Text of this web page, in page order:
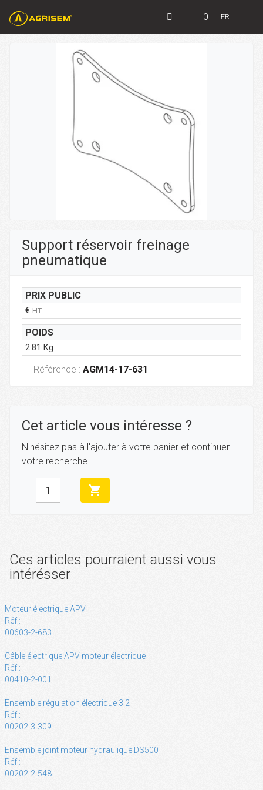
0 FR
Support réservoir freinage
pneumatique
PRIX PUBLIC
€ HT
POIDS
2.81 Kg
Référence : AGM14-17-631
Cet article vous intéresse ?
N'hésitez pas à l'ajouter à votre panier et continuer
votre recherche
shopping_cart
Ces articles pourraient aussi vous
intérésser
Moteur électrique APV
Réf :
00603-2-683
Câble électrique APV moteur électrique
Réf :
00410-2-001
Ensemble régulation électrique 3.2
Réf :
00202-3-309
Ensemble joint moteur hydraulique DS500
Réf :
00202-2-548